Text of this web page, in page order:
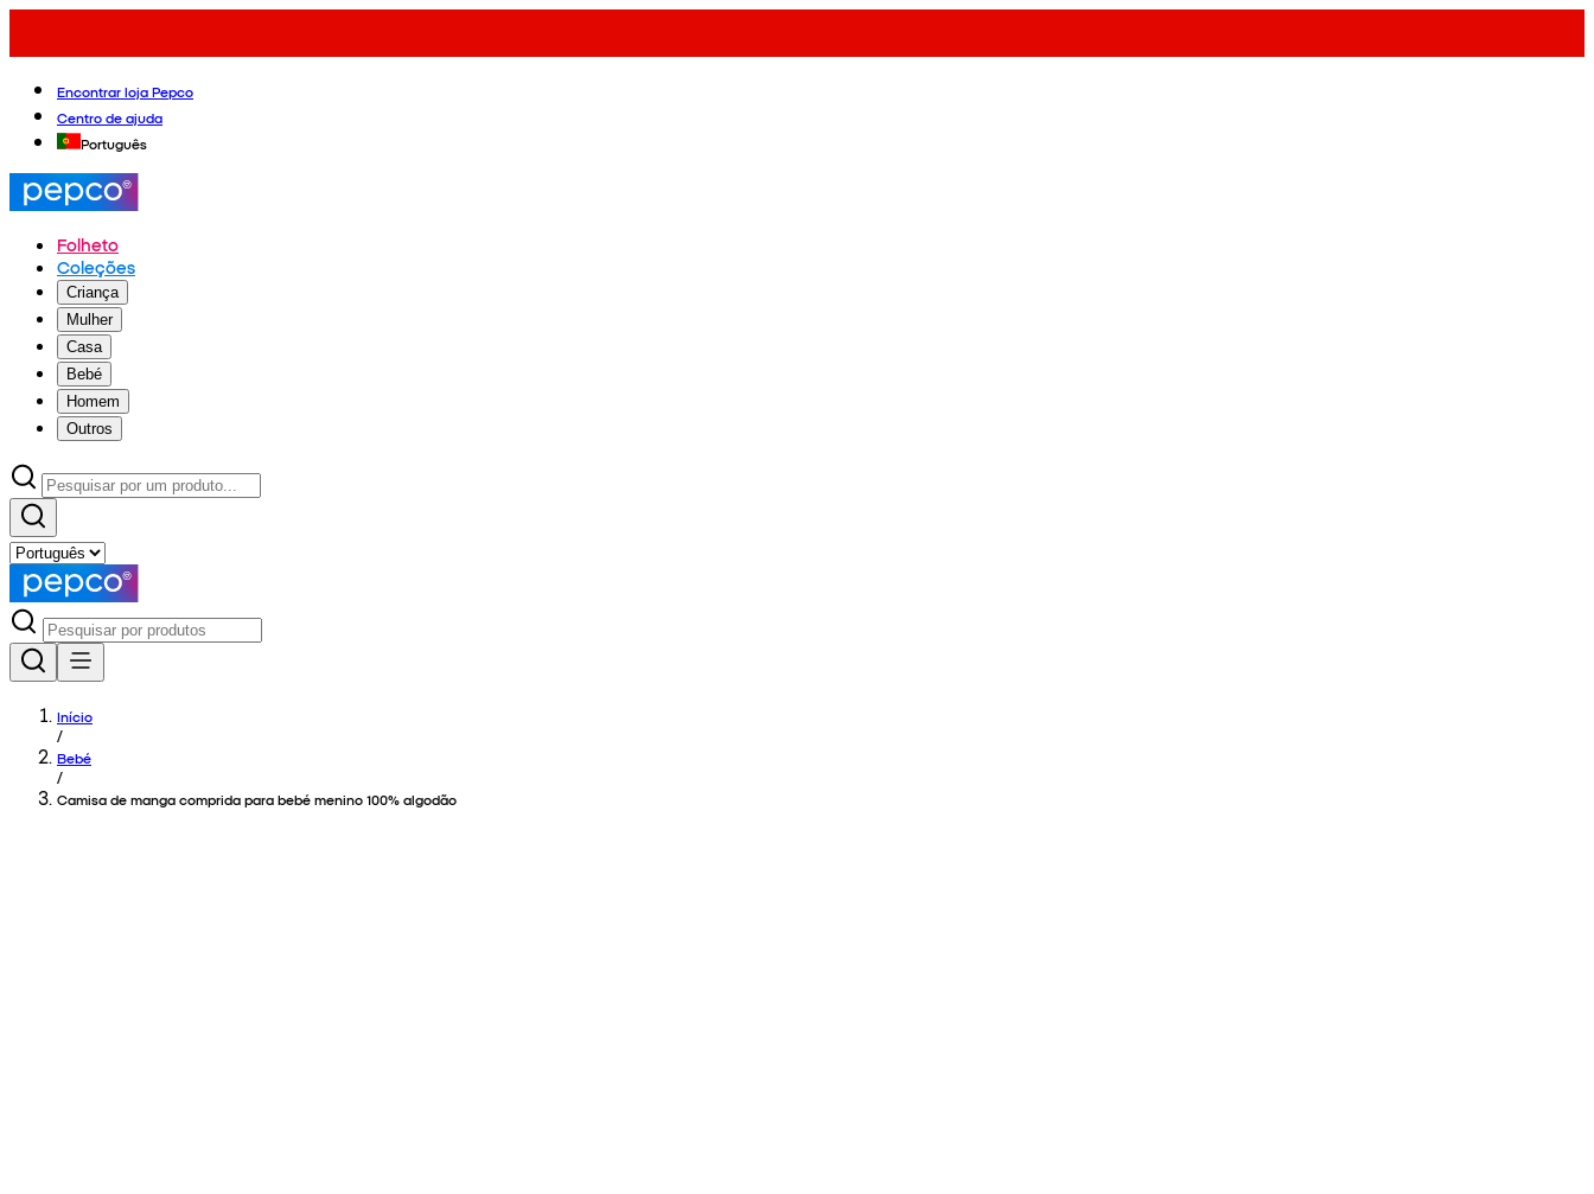
Encontrar loja Pepco
Centro de ajuda
Português
Folheto
Coleções
Criança
Mulher
Casa
Bebé
Homem
Outros
Início
/
Bebé
/
Camisa de manga comprida para bebé menino 100% algodão